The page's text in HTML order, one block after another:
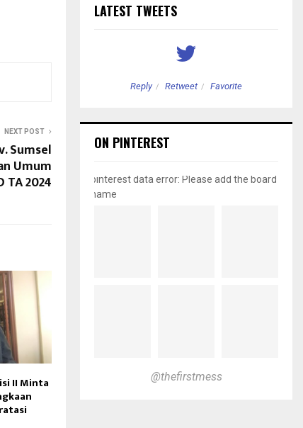
NEXT POST
Sumsel
Umum
TA 2024
II Minta
LATEST TWEETS
Reply Retweet Favorite
ON PINTEREST
pinterest data error: Please add the board
name
@thefirstmess